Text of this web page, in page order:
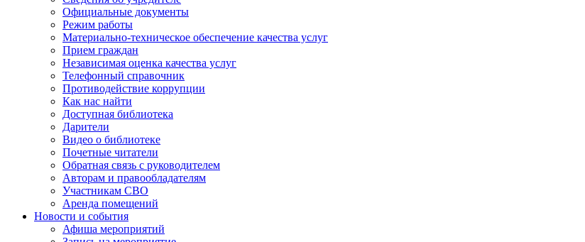
Официальные документы
Режим работы
Материально-техническое обеспечение качества услуг
Прием граждан
Независимая оценка качества услуг
Телефонный справочник
Противодействие коррупции
Как нас найти
Доступная библиотека
Дарители
Видео о библиотеке
Почетные читатели
Обратная связь с руководителем
Авторам и правообладателям
Участникам СВО
Аренда помещений
Новости и события
Афиша мероприятий